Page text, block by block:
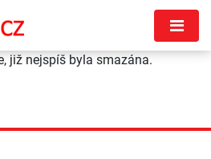
již nejspíš byla smazána.